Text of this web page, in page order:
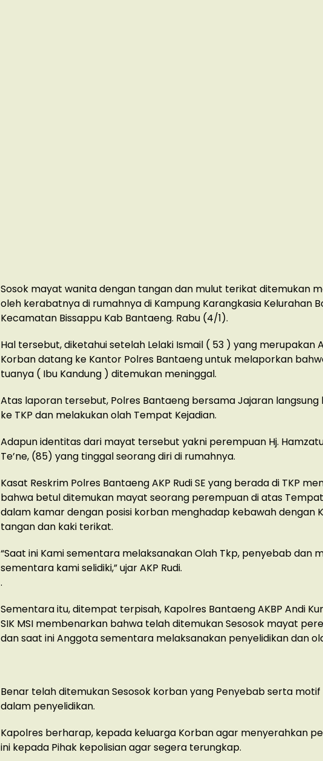
Sosok mayat wanita dengan tangan dan mulut terikat ditemukan
oleh kerabatnya di rumahnya di Kampung Karangkasia Kelurahan
Kecamatan Bissappu Kab Bantaeng. Rabu (4/1).
Hal tersebut, diketahui setelah Lelaki Ismail ( 53 ) yang merupakan
Korban datang ke Kantor Polres Bantaeng untuk melaporkan
tuanya ( Ibu Kandung ) ditemukan meninggal.
Atas laporan tersebut, Polres Bantaeng bersama Jajaran
ke TKP dan melakukan olah Tempat Kejadian.
Adapun identitas dari mayat tersebut yakni perempuan Hj.
Te’ne, (85) yang tinggal seorang diri di rumahnya.
Kasat Reskrim Polres Bantaeng AKP Rudi SE yang berada di TKP
bahwa betul ditemukan mayat seorang perempuan di atas
dalam kamar dengan posisi korban menghadap kebawah dengan
tangan dan kaki terikat.
“Saat ini Kami sementara melaksanakan Olah Tkp, penyebab dan
sementara kami selidiki,” ujar AKP Rudi.
.
Sementara itu, ditempat terpisah, Kapolres Bantaeng AKBP Andi
SIK MSI membenarkan bahwa telah ditemukan Sesosok mayat
dan saat ini Anggota sementara melaksanakan penyelidikan dan
Benar telah ditemukan Sesosok korban yang Penyebab serta motif
dalam penyelidikan.
Kapolres berharap, kepada keluarga Korban agar menyerahkan
ini kepada Pihak kepolisian agar segera terungkap.